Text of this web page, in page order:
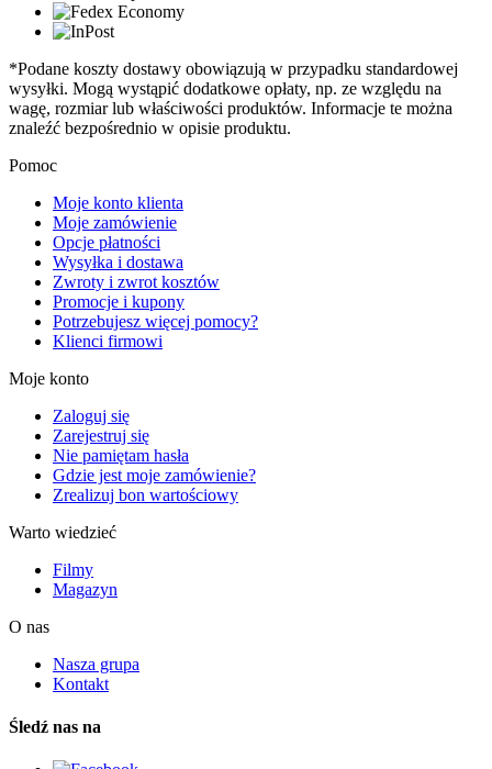
*Podane koszty dostawy obowiązują w przypadku standardowej
wysyłki. Mogą wystąpić dodatkowe opłaty, np. ze względu na
wagę, rozmiar lub właściwości produktów. Informacje te można
znaleźć bezpośrednio w opisie produktu.
Pomoc
Moje konto klienta
Moje zamówienie
Opcje płatności
Wysyłka i dostawa
Zwroty i zwrot kosztów
Promocje i kupony
Potrzebujesz więcej pomocy?
Klienci firmowi
Moje konto
Zaloguj się
Zarejestruj się
Nie pamiętam hasła
Gdzie jest moje zamówienie?
Zrealizuj bon wartościowy
Warto wiedzieć
Filmy
Magazyn
O nas
Nasza grupa
Kontakt
Śledź nas na